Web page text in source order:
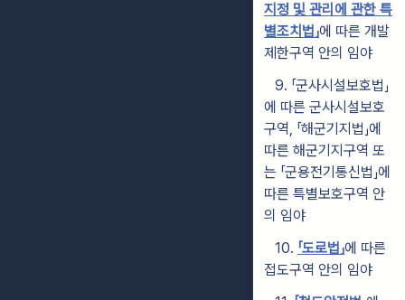
지정 및 관리에 관한 특
별조치법」에 따른 개발
제한구역 안의 임야
9. 「군사시설보호법」
에 따른 군사시설보호
구역, 「해군기지법」에
따른 해군기지구역 또
는 「군용전기통신법」에
따른 특별보호구역 안
의 임야
10. 「도로법」에 따른
접도구역 안의 임야